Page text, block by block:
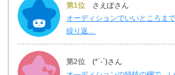
第1位 さえぽさん
オーディションでいいところま
繰り返…
第2位 (*´-`)さん